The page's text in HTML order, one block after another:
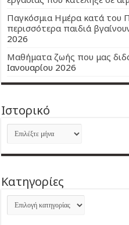
Παγκόσμια Ημέρα κατά του
περισσότερα παιδιά
2026
Μαθήματα ζωής που μας
Ιανουαρίου 2026
Ιστορικό
Ιστορικό
Kατηγορίες
Kατηγορίες